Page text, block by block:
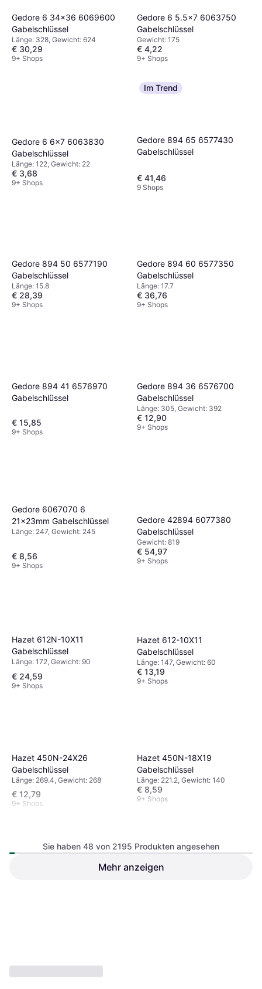
Gedore 6 34x36 6069600
Gabelschlüssel
Länge: 328, Gewicht: 624
€ 30,29
9+ Shops
Gedore 6 5.5x7 6063750
Gabelschlüssel
Gewicht: 175
€ 4,22
9+ Shops
Gedore 6 6x7 6063830
Gabelschlüssel
Länge: 122, Gewicht: 22
€ 3,68
9+ Shops
Im Trend
Gedore 894 65 6577430
Gabelschlüssel
€ 41,46
9 Shops
Gedore 894 50 6577190
Gabelschlüssel
Länge: 15.8
€ 28,39
9+ Shops
Gedore 894 60 6577350
Gabelschlüssel
Länge: 17.7
€ 36,76
9+ Shops
Gedore 894 41 6576970
Gabelschlüssel
€ 15,85
9+ Shops
Gedore 894 36 6576700
Gabelschlüssel
Länge: 305, Gewicht: 392
€ 12,90
9+ Shops
Gedore 6067070 6
21x23mm Gabelschlüssel
Länge: 247, Gewicht: 245
€ 8,56
9+ Shops
Gedore 42894 6077380
Gabelschlüssel
Gewicht: 819
€ 54,97
9+ Shops
Hazet 612N-10X11
Gabelschlüssel
Länge: 172, Gewicht: 90
€ 24,59
9+ Shops
Hazet 612-10X11
Gabelschlüssel
Länge: 147, Gewicht: 60
€ 13,19
9+ Shops
Hazet 450N-24X26
Gabelschlüssel
Länge: 269.4, Gewicht: 268
€ 12,79
9+ Shops
Hazet 450N-18X19
Gabelschlüssel
Länge: 221.2, Gewicht: 140
€ 8,59
9+ Shops
Hazet 450N-10X11
Sie haben 48 von 2195 Produkten angesehen
Mehr anzeigen